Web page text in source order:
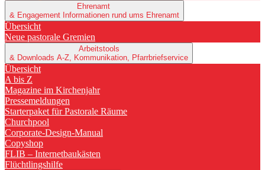
Ehrenamt
& Engagement Informationen rund ums Ehrenamt
Übersicht
Neue pastorale Gremien
Arbeitstools
& Downloads A-Z, Kommunikation, Pfarrbriefservice
Übersicht
A bis Z
Magazine im Kirchenjahr
Pressemeldungen
Starterpaket für Pastorale Räume
Churchpool
Corporate-Design-Manual
Copyshop
FLIB – Internetbaukästen
Flüchtlingshilfe